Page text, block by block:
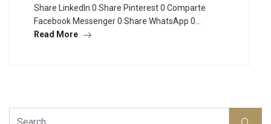
Share LinkedIn 0 Share Pinterest 0 Comparte
Facebook Messenger 0 Share WhatsApp 0…
Read More